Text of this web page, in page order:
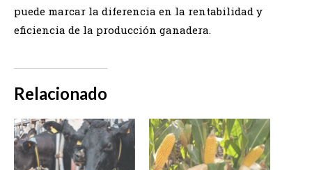
puede marcar la diferencia en la rentabilidad y
eficiencia de la producción ganadera.
Relacionado